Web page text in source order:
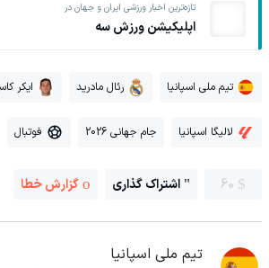
تازه‌ترین اخبار ورزشی ایران و جهان در
اپلیکیشن ورزش سه
تیم ملی اسپانیا رئال مادرید ایکر
لالیگا اسپانیا جام جهانی 2026 فوتبال
60 اشتراک گذاری گزارش خطا
تیم ملی اسپانیا